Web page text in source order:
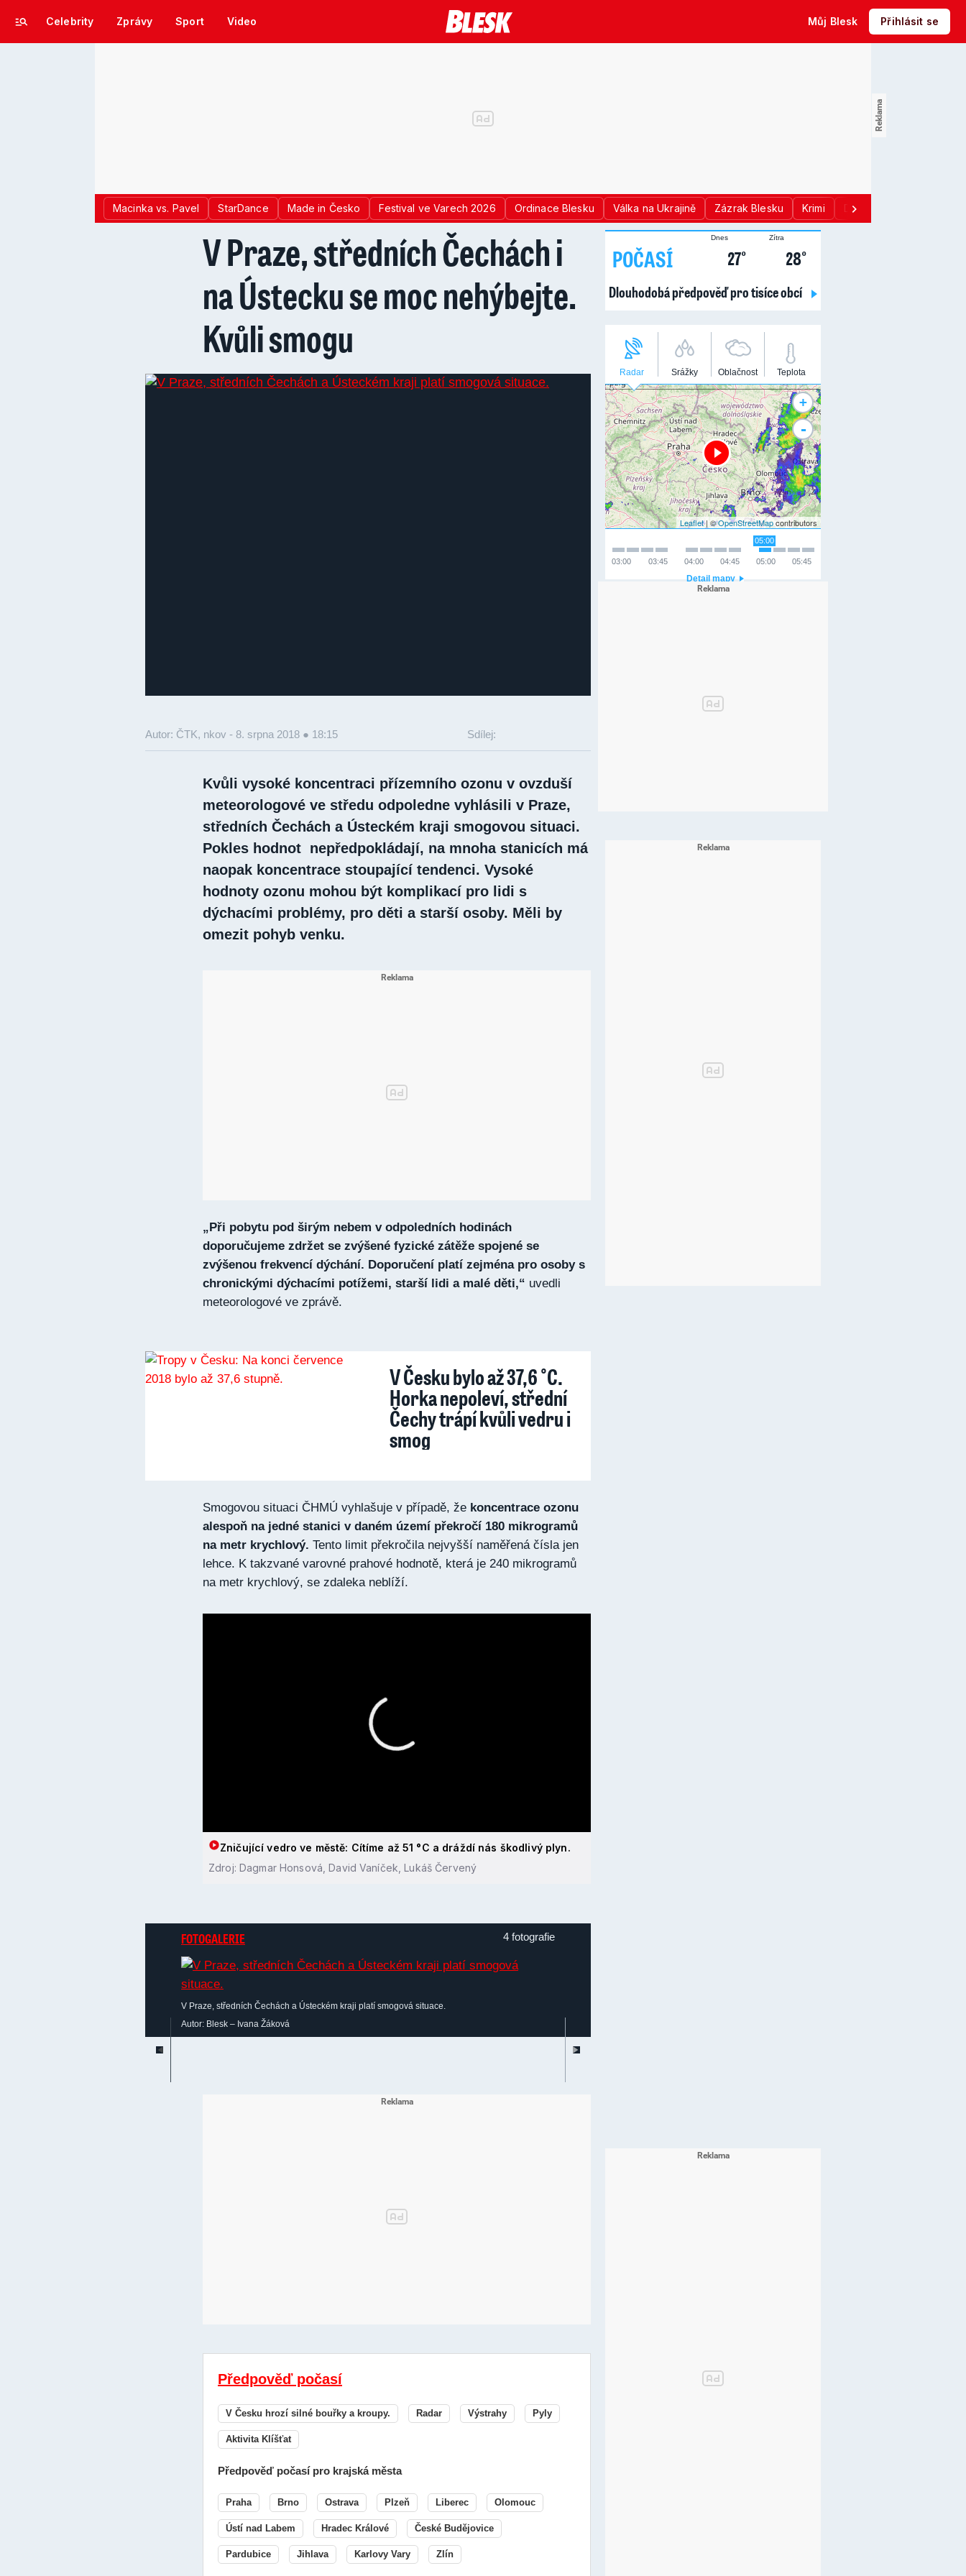
Celebrity Zprávy Sport Video Můj Blesk Přihlásit se
Macinka vs. Pavel StarDance Made in Česko Festival ve Varech 2026 Ordinace Blesku Válka na Ukrajině Zázrak Blesku Krimi Donald Trump
V Praze, středních Čechách i
na Ústecku se moc nehýbejte.
Kvůli smogu
Autor: ČTK, nkov - 8. srpna 2018 ● 18:15 Sdílej:
Kvůli vysoké koncentraci přízemního ozonu v ovzduší
meteorologové ve středu odpoledne vyhlásili v Praze,
středních Čechách a Ústeckém kraji smogovou situaci.
Pokles hodnot nepředpokládají, na mnoha stanicích má
naopak koncentrace stoupající tendenci. Vysoké
hodnoty ozonu mohou být komplikací pro lidi s
dýchacími problémy, pro děti a starší osoby. Měli by
omezit pohyb venku.
„Při pobytu pod širým nebem v odpoledních hodinách
doporučujeme zdržet se zvýšené fyzické zátěže spojené se
zvýšenou frekvencí dýchání. Doporučení platí zejména pro osoby s
chronickými dýchacími potížemi, starší lidi a malé děti,“ uvedli
meteorologové ve zprávě.
V Česku bylo až 37,6 °C.
Horka nepoleví, střední
Čechy trápí kvůli vedru i
smog
Smogovou situaci ČHMÚ vyhlašuje v případě, že koncentrace ozonu
alespoň na jedné stanici v daném území překročí 180 mikrogramů
na metr krychlový. Tento limit překročila nejvyšší naměřená čísla jen
lehce. K takzvané varovné prahové hodnotě, která je 240 mikrogramů
na metr krychlový, se zdaleka neblíží.
Zničující vedro ve městě: Cítíme až 51 °C a dráždí nás škodlivý plyn.
Zdroj: Dagmar Honsová, David Vaníček, Lukáš Červený
FOTOGALERIE 4 fotografie
V Praze, středních Čechách a Ústeckém kraji platí smogová situace.
Autor: Blesk – Ivana Žáková
Předpověď počasí
V Česku hrozí silné bouřky a kroupy. Radar Výstrahy Pyly
Aktivita Klíšťat
Předpověď počasí pro krajská města
Praha Brno Ostrava Plzeň Liberec Olomouc
Ústí nad Labem Hradec Králové České Budějovice
Pardubice Jihlava Karlovy Vary Zlín
POČASÍ
Dnes
27°
Zítra
28°
Dlouhodobá předpověď pro tisíce obcí
Radar Srážky Oblačnost Teplota
+
-
Leaflet| ©OpenStreetMapcontributors
05:00
05:45
05:00
04:45
04:00
03:45
03:00
Detail mapy